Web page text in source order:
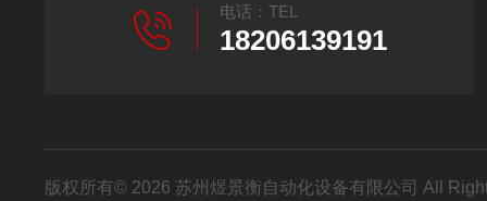
电话：TEL
18206139191
版权所有© 2026 苏州煜景衡自动化设备有限公司 All